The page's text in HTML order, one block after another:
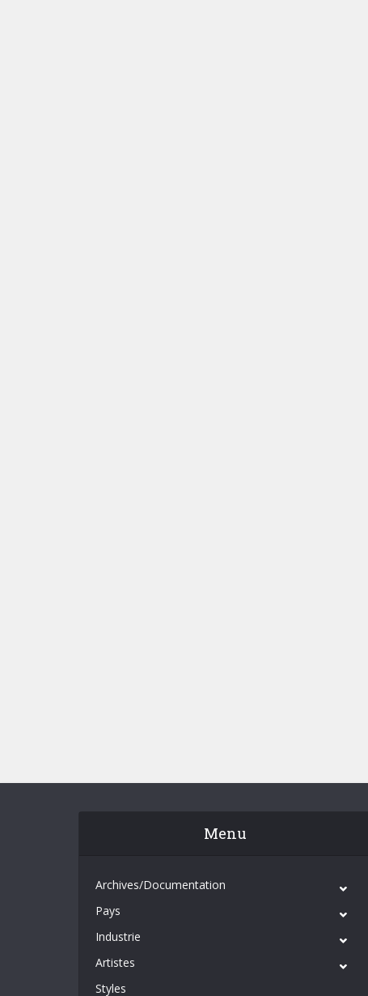
Menu
Archives/Documentation
Pays
Industrie
Artistes
Styles